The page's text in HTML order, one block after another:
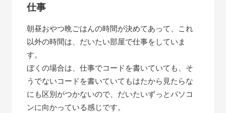
仕事
朝昼おやつ晩ごはんの時間が決めてあって、これ
以外の時間は、だいたい部屋で仕事をしていま
す。
ぼくの場合は、仕事でコードを書いていても、そ
うでないコードを書いていてもはたから見たらな
にも区別がつかないので、だいたいずっとパソコ
ンに向かっている感じです。